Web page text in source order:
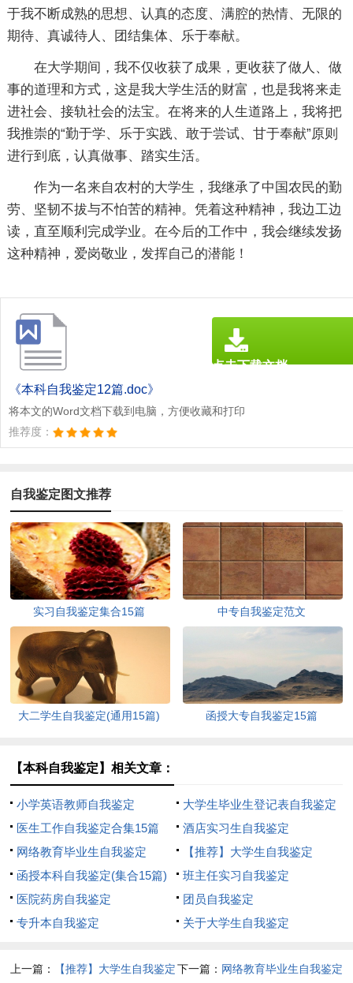
于我不断成熟的思想、认真的态度、满腔的热情、无限的
期待、真诚待人、团结集体、乐于奉献。
在大学期间，我不仅收获了成果，更收获了做人、做
事的道理和方式，这是我大学生活的财富，也是我将来走
进社会、接轨社会的法宝。在将来的人生道路上，我将把
我推崇的“勤于学、乐于实践、敢于尝试、甘于奉献”原则
进行到底，认真做事、踏实生活。
作为一名来自农村的大学生，我继承了中国农民的勤
劳、坚韧不拔与不怕苦的精神。凭着这种精神，我边工边
读，直至顺利完成学业。在今后的工作中，我会继续发扬
这种精神，爱岗敬业，发挥自己的潜能！
《本科自我鉴定12篇.doc》
将本文的Word文档下载到电脑，方便收藏和打印
推荐度：
点击下载文档
自我鉴定图文推荐
实习自我鉴定集合15篇 中专自我鉴定范文
大二学生自我鉴定(通用15篇) 函授大专自我鉴定15篇
【本科自我鉴定】相关文章：
小学英语教师自我鉴定
大学生毕业生登记表自我鉴定
医生工作自我鉴定合集15篇
酒店实习生自我鉴定
网络教育毕业生自我鉴定
【推荐】大学生自我鉴定
函授本科自我鉴定(集合15篇)
班主任实习自我鉴定
医院药房自我鉴定
团员自我鉴定
专升本自我鉴定
关于大学生自我鉴定
上一篇： 【推荐】大学生自我鉴定下一篇： 网络教育毕业生自我鉴定